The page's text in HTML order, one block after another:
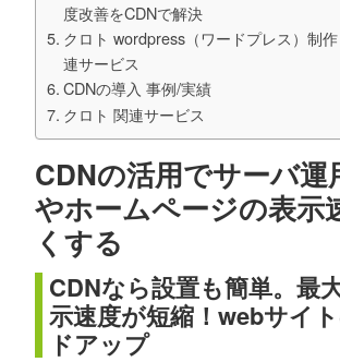
度改善をCDNで解決
クロト wordpress（ワードプレス）制
連サービス
CDNの導入 事例/実績
クロト 関連サービス
CDNの活用でサーバ運
やホームページの表示
くする
CDNなら設置も簡単。最
示速度が短縮！webサイ
ドアップ